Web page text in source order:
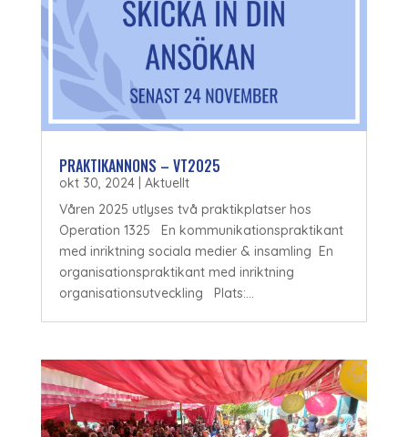
PRAKTIKANNONS – VT2025
okt 30, 2024| Aktuellt
Våren 2025 utlyses två praktikplatser hos
Operation 1325 En kommunikationspraktikant
med inriktning sociala medier & insamling En
organisationspraktikant med inriktning
organisationsutveckling Plats:...